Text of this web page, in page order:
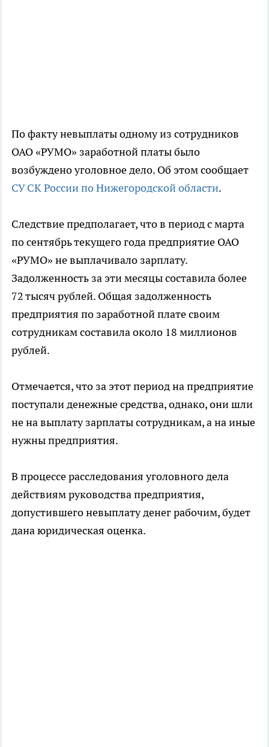
По факту невыплаты одному из сотрудников
ОАО «РУМО» заработной платы было
возбуждено уголовное дело. Об этом сообщает
СУ СК России по Нижегородской области.
Следствие предполагает, что в период с марта
по сентябрь текущего года предприятие ОАО
«РУМО» не выплачивало зарплату.
Задолженность за эти месяцы составила более
72 тысяч рублей. Общая задолженность
предприятия по заработной плате своим
сотрудникам составила около 18 миллионов
рублей.
Отмечается, что за этот период на предприятие
поступали денежные средства, однако, они шли
не на выплату зарплаты сотрудникам, а на иные
нужны предприятия.
В процессе расследования уголовного дела
действиям руководства предприятия,
допустившего невыплату денег рабочим, будет
дана юридическая оценка.